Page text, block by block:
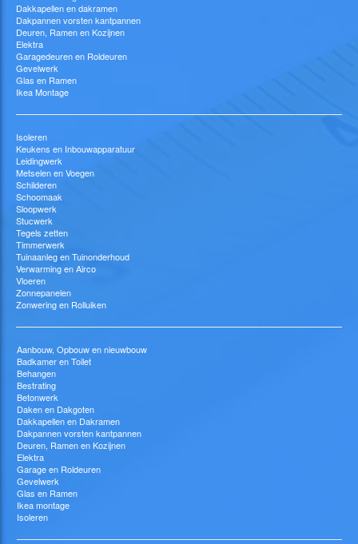
Dakkapellen en dakramen
Dakpannen vorsten kantpannen
Deuren, Ramen en Kozijnen
Elektra
Garagedeuren en Roldeuren
Gevelwerk
Glas en Ramen
Ikea Montage
Isoleren
Keukens en Inbouwapparatuur
Leidingwerk
Metselen en Voegen
Schilderen
Schoomaak
Sloopwerk
Stucwerk
Tegels zetten
Timmerwerk
Tuinaanleg en Tuinonderhoud
Verwarming en Airco
Vloeren
Zonnepanelen
Zonwering en Rolluiken
Aanbouw, Opbouw en nieuwbouw
Badkamer en Toilet
Behangen
Bestrating
Betonwerk
Daken en Dakgoten
Dakkapellen en Dakramen
Dakpannen vorsten kantpannen
Deuren, Ramen en Kozijnen
Elektra
Garage en Roldeuren
Gevelwerk
Glas en Ramen
Ikea montage
Isoleren